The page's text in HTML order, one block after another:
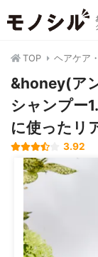
TOP ヘアケア
&honey(ア
シャンプー
に使ったリ
3.92